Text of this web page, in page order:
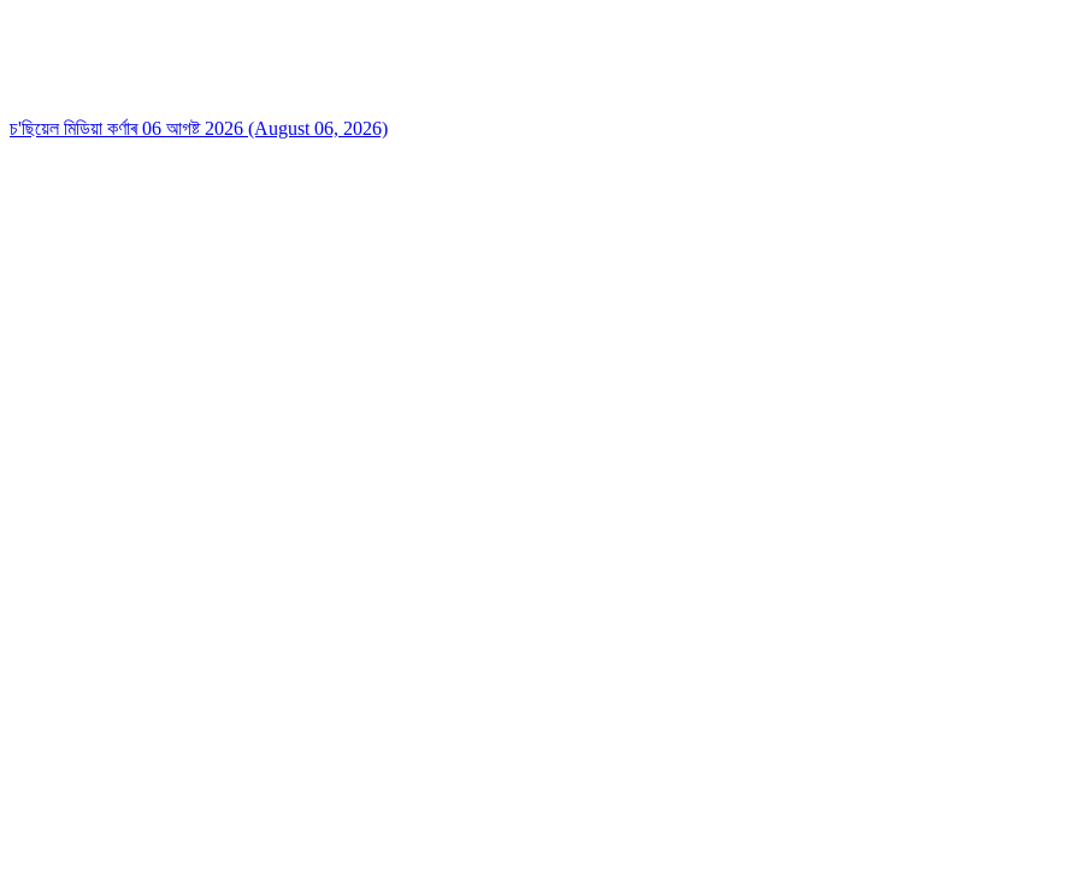
চ'ছিয়েল মিডিয়া কৰ্ণাৰ 06 আগষ্ট 2026 (August 06, 2026)